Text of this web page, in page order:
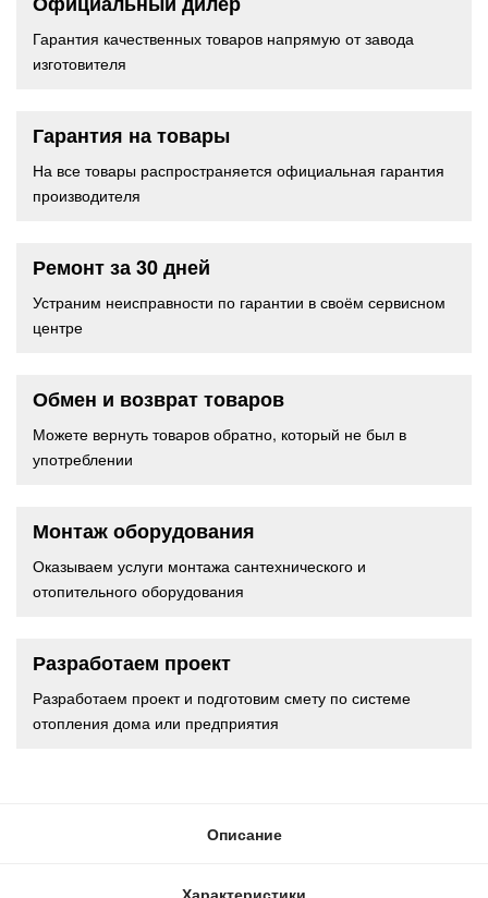
Гарантия качественных товаров напрямую от завода
изготовителя
Гарантия на товары
На все товары распространяется официальная гарантия
производителя
Ремонт за 30 дней
Устраним неисправности по гарантии в своём сервисном
центре
Обмен и возврат товаров
Можете вернуть товаров обратно, который не был в
употреблении
Монтаж оборудования
Оказываем услуги монтажа сантехнического и
отопительного оборудования
Разработаем проект
Разработаем проект и подготовим смету по системе
отопления дома или предприятия
Описание